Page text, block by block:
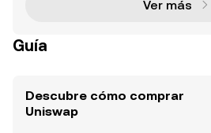
Ver más
Guía
Descubre cómo comprar
Uniswap